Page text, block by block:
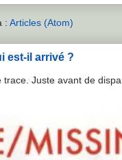
: Articles (Atom)
est-il arrivé ?
Juste avant de